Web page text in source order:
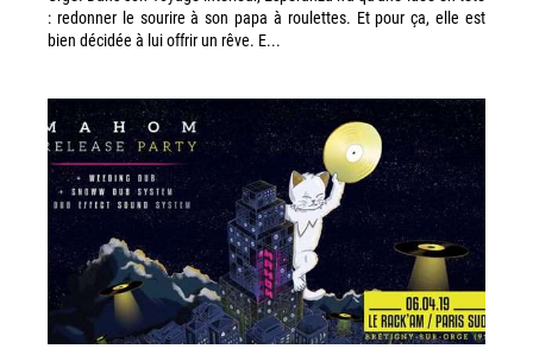
: redonner le sourire à son papa à roulettes. Et pour ça, elle est
bien décidée à lui offrir un rêve. E...